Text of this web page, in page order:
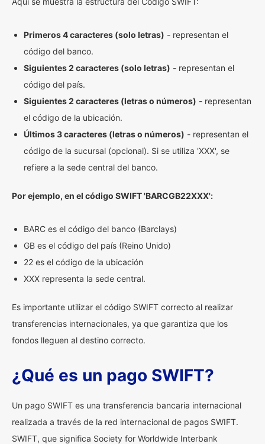
Primeros 4 caracteres (solo letras) - representan el
código del banco.
Siguientes 2 caracteres (solo letras) - representan el
código del país.
Siguientes 2 caracteres (letras o números) - representan
el código de la ubicación.
Últimos 3 caracteres (letras o números) - representan el
código de la sucursal (opcional). Si se utiliza 'XXX', se
refiere a la sede central del banco.
Por ejemplo, en el código SWIFT 'BARCGB22XXX':
BARC es el código del banco (Barclays)
GB es el código del país (Reino Unido)
22 es el código de la ubicación
XXX representa la sede central.
Es importante utilizar el código SWIFT correcto al realizar
transferencias internacionales, ya que garantiza que los
fondos lleguen al destino correcto.
¿Qué es un pago SWIFT?
Un pago SWIFT es una transferencia bancaria internacional
realizada a través de la red internacional de pagos SWIFT.
SWIFT, que significa Society for Worldwide Interbank